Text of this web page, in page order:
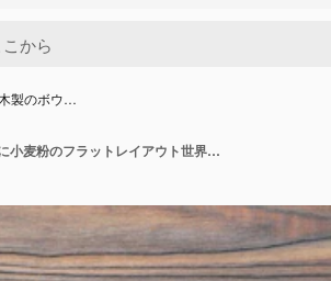
製のボウ…
色付きの背景に小麦の小穂を持つ木製のボウルに小麦粉のフラットレイアウト世界小麦危機